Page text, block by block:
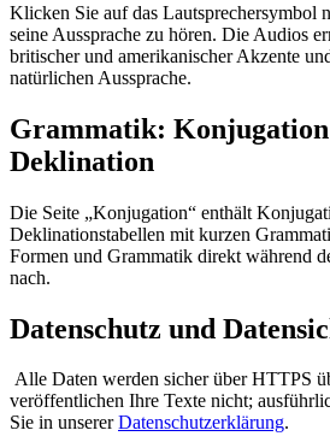
Klicken Sie auf das Lautsprechersymbol
seine Aussprache zu hören. Die Audios
britischer und amerikanischer Akzente
natürlichen Aussprache.
Grammatik:
Deklination
Die Seite „Konjugation“ enthält
Deklinationstabellen mit kurzen
Formen und Grammatik direkt während
nach.
Datenschutz und
Alle Daten werden sicher über HTTPS
veröffentlichen Ihre Texte nicht;
Sie in unsererDatenschutzerklärung.